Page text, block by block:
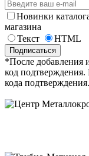
Новинки
магазина
Текст
HTML
*После добавления
код подтверждения.
кода подтверждения.